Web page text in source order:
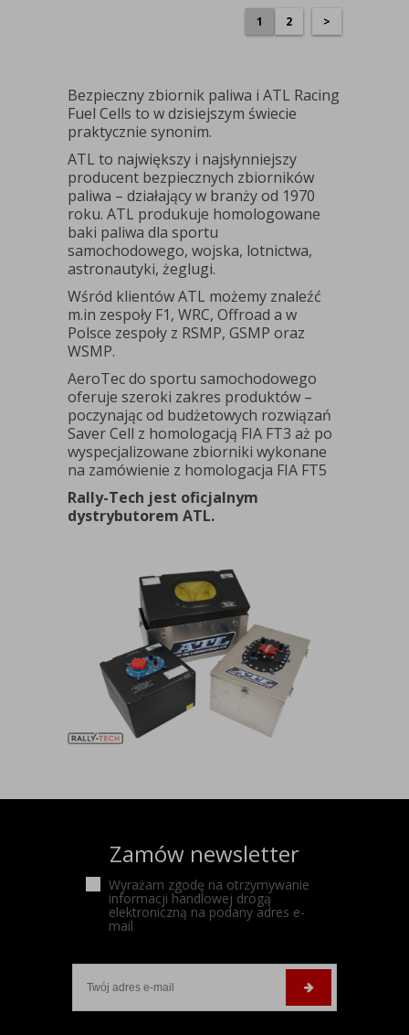
1 2 >
Bezpieczny zbiornik paliwa i ATL Racing
Fuel Cells to w dzisiejszym świecie
praktycznie synonim.
ATL to największy i najsłynniejszy
producent bezpiecznych zbiorników
paliwa – działający w branży od 1970
roku. ATL produkuje homologowane
baki paliwa dla sportu
samochodowego, wojska, lotnictwa,
astronautyki, żeglugi.
Wśród klientów ATL możemy znaleźć
m.in zespoły F1, WRC, Offroad a w
Polsce zespoły z RSMP, GSMP oraz
WSMP.
AeroTec do sportu samochodowego
oferuje szeroki zakres produktów –
poczynając od budżetowych rozwiązań
Saver Cell z homologacją FIA FT3 aż po
wyspecjalizowane zbiorniki wykonane
na zamówienie z homologacja FIA FT5
Rally-Tech jest oficjalnym
dystrybutorem ATL.
Zamów newsletter
Wyrażam zgodę na otrzymywanie
informacji handlowej drogą
elektroniczną na podany adres e-
mail